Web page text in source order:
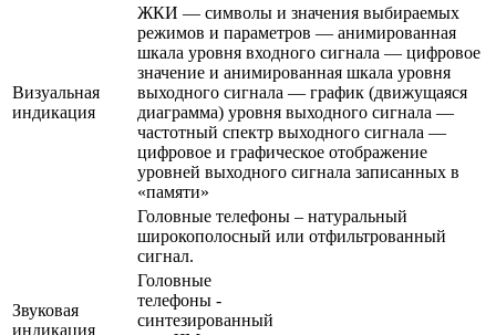
Визуальная
индикация
ЖКИ — символы и значения выбираемых
режимов и параметров — анимированная
шкала уровня входного сигнала — цифровое
значение и анимированная шкала уровня
выходного сигнала — график (движущаяся
диаграмма) уровня выходного сигнала —
частотный спектр выходного сигнала —
цифровое и графическое отображение
уровней выходного сигнала записанных в
«памяти»
Звуковая
индикация
Головные телефоны – натуральный
широкополосный или отфильтрованный
сигнал.
Головные
телефоны -
синтезированный